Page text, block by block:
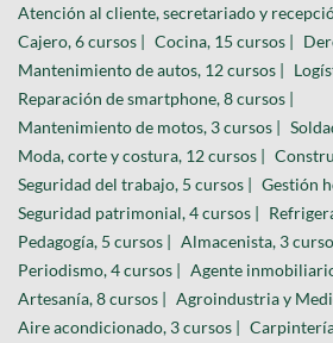
Atención al cliente, secretariado y
Cajero, 6 cursos | Cocina, 15 cursos |
Mantenimiento de autos, 12 cursos |
Reparación de smartphone, 8 cursos |
Mantenimiento de motos, 3 cursos |
Moda, corte y costura, 12 cursos |
Seguridad del trabajo, 5 cursos | Gestión
Seguridad patrimonial, 4 cursos |
Pedagogía, 5 cursos | Almacenista, 3
Periodismo, 4 cursos | Agente
Artesanía, 8 cursos | Agroindustria y
Aire acondicionado, 3 cursos |